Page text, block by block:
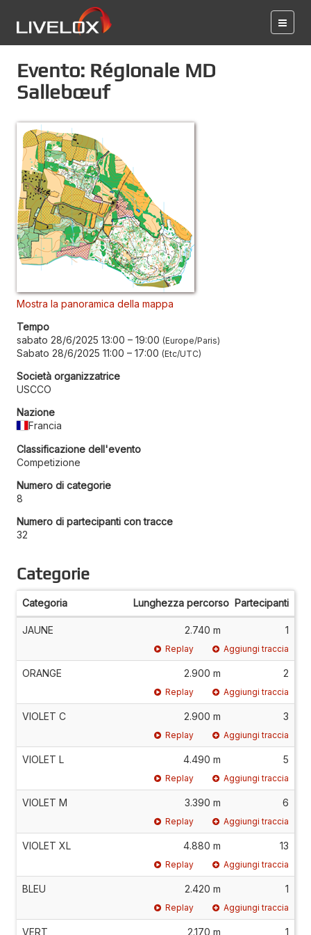
Evento: Régionale MD
Sallebœuf
Mostra la panoramica della mappa
Tempo
sabato 28/6/2025 13:00 – 19:00 Europe/Paris
Sabato 28/6/2025 11:00 – 17:00 Etc/UTC
Società organizzatrice
USCCO
Nazione
Francia
Classificazione dell'evento
Competizione
Numero di categorie
8
Numero di partecipanti con tracce
32
Categorie
Categoria Lunghezza percorso Partecipanti
JAUNE 2.740 m 1
Replay Aggiungi traccia
ORANGE 2.900 m 2
Replay Aggiungi traccia
VIOLET C 2.900 m 3
Replay Aggiungi traccia
VIOLET L 4.490 m 5
Replay Aggiungi traccia
VIOLET M 3.390 m 6
Replay Aggiungi traccia
VIOLET XL 4.880 m 13
Replay Aggiungi traccia
BLEU 2.420 m 1
Replay Aggiungi traccia
VERT 2.170 m 1